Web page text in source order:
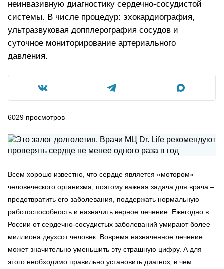
неинвазивную диагностику сердечно-сосудистой
системы. В числе процедур: эхокардиография,
ультразвуковая допплерография сосудов и
суточное мониторирование артериального
давления.
6029 просмотров
Всем хорошо известно, что сердце является «мотором»
человеческого организма, поэтому важная задача для врача –
предотвратить его заболевания, поддержать нормальную
работоспособность и назначить верное лечение. Ежегодно в
России от сердечно-сосудистых заболеваний умирают более
миллиона двухсот человек. Вовремя назначенное лечение
может значительно уменьшить эту страшную цифру. А для
этого необходимо правильно установить диагноз, в чем